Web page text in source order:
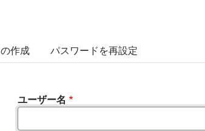
ブ
作成 パスワードを再設定
ユーザー名